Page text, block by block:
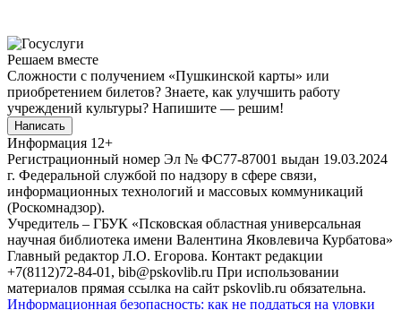
Решаем вместе
Сложности с получением «Пушкинской карты» или
приобретением билетов? Знаете, как улучшить работу
учреждений культуры? Напишите — решим!
Написать
Информация 12+
Регистрационный номер Эл № ФС77-87001 выдан 19.03.2024
г. Федеральной службой по надзору в сфере связи,
информационных технологий и массовых коммуникаций
(Роскомнадзор).
Учредитель – ГБУК «Псковская областная универсальная
научная библиотека имени Валентина Яковлевича Курбатова»
Главный редактор Л.О. Егорова. Контакт редакции
+7(8112)72-84-01, bib@pskovlib.ru При использовании
материалов прямая ссылка на сайт pskovlib.ru обязательна.
Информационная безопасность: как не поддаться на уловки